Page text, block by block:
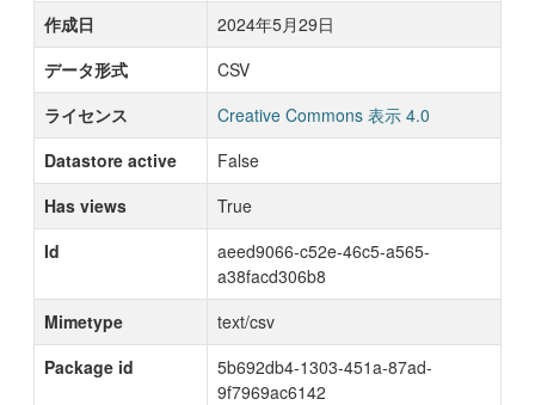
作成日
2024年5月29日
データ形式
CSV
ライセンス
Creative Commons 表示 4.0
Datastore active
False
Has views
True
Id
aeed9066-c52e-46c5-a565-
a38facd306b8
Mimetype
text/csv
Package id
5b692db4-1303-451a-87ad-
9f7969ac6142